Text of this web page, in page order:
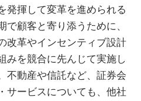
発揮して変革を進められる
顧客と寄り添うために、
改革やインセンティブ設計
みを競合に先んじて実施し
不動産や信託など、証券会
サービスについても、他社